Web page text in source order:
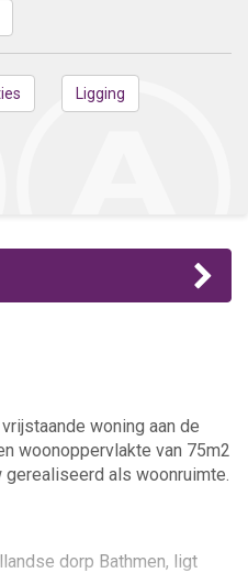
Ligging
woning aan de
woonoppervlakte van 75m2
gerealiseerd als woonruimte.
dorp Bathmen, ligt